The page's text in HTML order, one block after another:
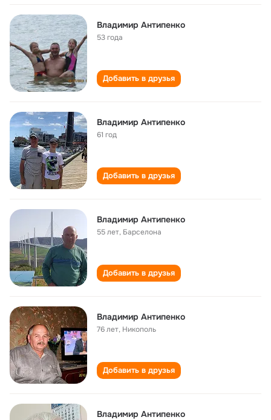
Владимир Антипенко
53 года
Добавить в друзья
Владимир Антипенко
61 год
Добавить в друзья
Владимир Антипенко
55 лет, Барселона
Добавить в друзья
Владимир Антипенко
76 лет, Никополь
Добавить в друзья
Владимир Антипенко